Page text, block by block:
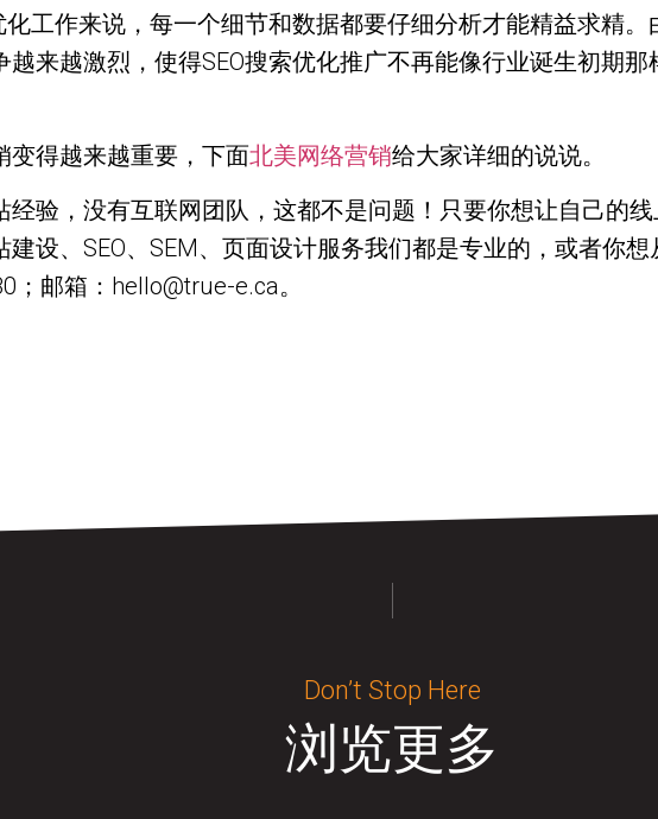
工作来说，每一个细节和数据都要仔细分析才能精益求精
来越激烈，使得SEO搜索优化推广不再能像行业诞生初期
变得越来越重要，下面北美网络营销给大家详细的说说。
验，没有互联网团队，这都不是问题！只要你想让自己的
设、SEO、SEM、页面设计服务我们都是专业的，或者你
邮箱：hello@true-e.ca。
Don’t Stop Here
浏览更多